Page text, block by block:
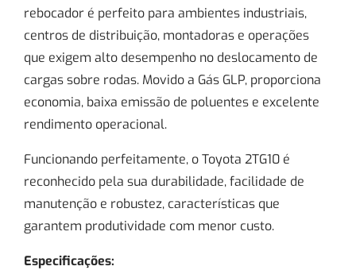
rebocador é perfeito para ambientes industriais,
centros de distribuição, montadoras e operações
que exigem alto desempenho no deslocamento de
cargas sobre rodas. Movido a Gás GLP, proporciona
economia, baixa emissão de poluentes e excelente
rendimento operacional.
Funcionando perfeitamente, o Toyota 2TG10 é
reconhecido pela sua durabilidade, facilidade de
manutenção e robustez, características que
garantem produtividade com menor custo.
Especificações: